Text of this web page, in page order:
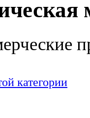
категории